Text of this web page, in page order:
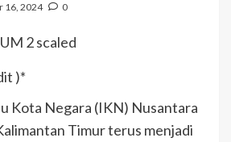
16, 2024 0
)*
Kota Negara (IKN) Nusantara
Timur terus menjadi